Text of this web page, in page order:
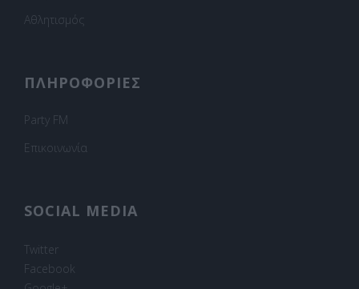
Αθλητισμός
ΠΛΗΡΟΦΟΡΙΕΣ
Party FM
Επικοινωνία
SOCIAL MEDIA
Twitter
Facebook